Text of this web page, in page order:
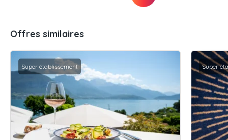
Offres similaires
Super établissement Super